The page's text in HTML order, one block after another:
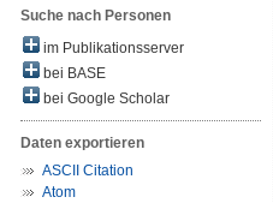
Suche nach Personen
im Publikationsserver
bei BASE
bei Google Scholar
Daten exportieren
ASCII Citation
Atom